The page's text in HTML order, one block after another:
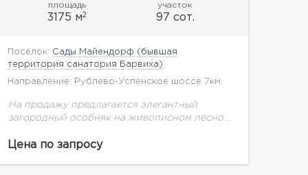
площадь
3175 м2
участок
97 сот.
Посёлок: Сады Майендорф (бывшая
территория санатория Барвиха)
Направление: Рублево-Успенское шоссе 7км.
На продажу предлагается элегантный
загородный особняк на живописном лесном
коттеджном поселке "Санаторий Барвиха
Цена по запросу